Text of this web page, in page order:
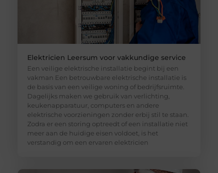
Elektricien Leersum voor vakkundige service
Een veilige elektrische installatie begint bij een
vakman Een betrouwbare elektrische installatie is
de basis van een veilige woning of bedrijfsruimte.
Dagelijks maken we gebruik van verlichting,
keukenapparatuur, computers en andere
elektrische voorzieningen zonder erbij stil te staan.
Zodra er een storing optreedt of een installatie niet
meer aan de huidige eisen voldoet, is het
verstandig om een ervaren elektricien